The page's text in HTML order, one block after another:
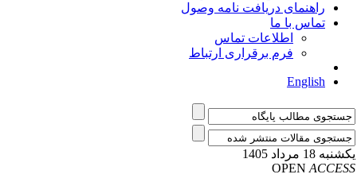
راهنمای دریافت نامه وصول
تماس با ما
اطلاعات تماس
فرم برقراری ارتباط
English
18 مرداد 1405
OPEN